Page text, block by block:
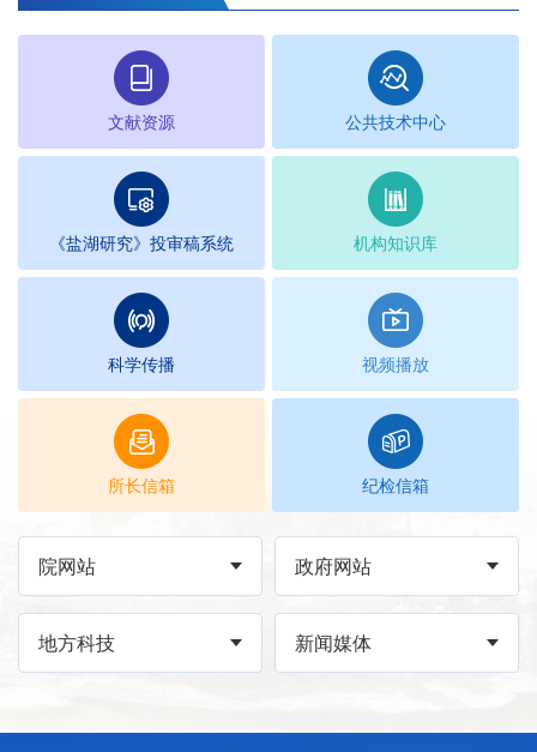
文献资源 公共技术中心
《盐湖研究》投审稿系统 机构知识库
科学传播 视频播放
所长信箱 纪检信箱
院网站 政府网站
地方科技 新闻媒体